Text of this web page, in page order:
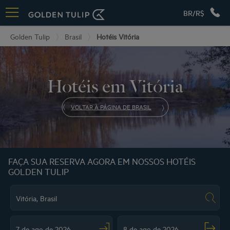
BR/R$
Golden Tulip Brasil Hotéis Vitória
Hotéis em Vitória
VOLTAR À PÁGINA DE BRASIL
FAÇA SUA RESERVA AGORA EM NOSSOS HOTÉIS
GOLDEN TULIP